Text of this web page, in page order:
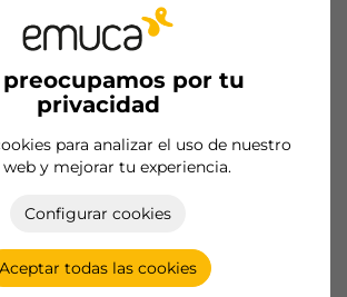
preocupamos por tu
privacidad
para analizar el uso de nuestro
y mejorar tu experiencia.
Configurar cookies
Aceptar todas las cookies
Latch, longitud 76.5mm,
Plástico, Gris
8432393103075
Productos esenciales